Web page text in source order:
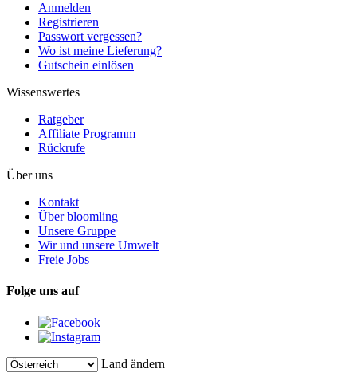
Anmelden
Registrieren
Passwort vergessen?
Wo ist meine Lieferung?
Gutschein einlösen
Wissenswertes
Ratgeber
Affiliate Programm
Rückrufe
Über uns
Kontakt
Über bloomling
Unsere Gruppe
Wir und unsere Umwelt
Freie Jobs
Folge uns auf
Land ändern